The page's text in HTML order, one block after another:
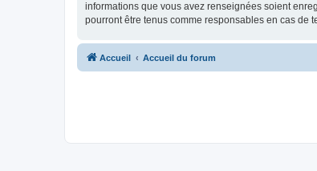
informations que vous avez renseignées soient
pourront être tenus comme responsables en cas de
Accueil Accueil du forum